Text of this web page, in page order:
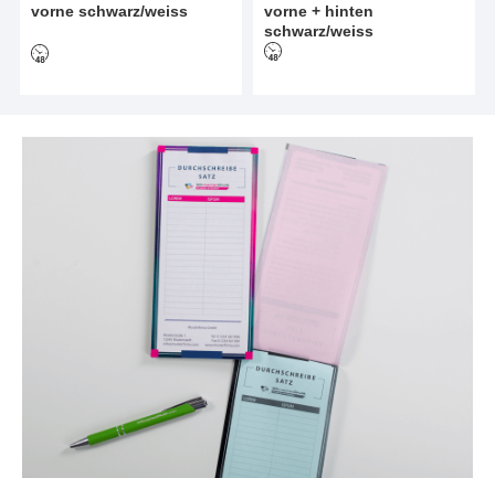
vorne schwarz/weiss
vorne + hinten
schwarz/weiss